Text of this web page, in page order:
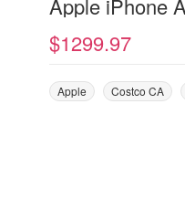
Apple
$1299.97
Apple Costco CA